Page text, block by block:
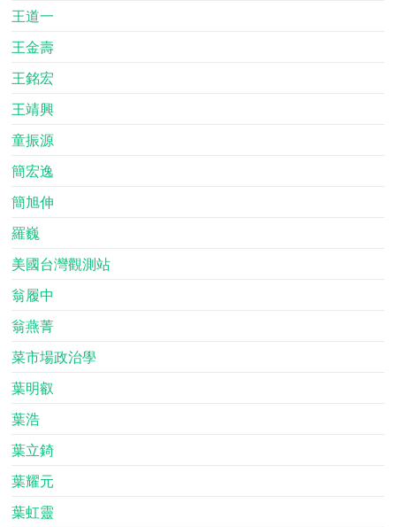
王道一
王金壽
王銘宏
王靖興
童振源
簡宏逸
簡旭伸
羅巍
美國台灣觀測站
翁履中
翁燕菁
菜市場政治學
葉明叡
葉浩
葉立錡
葉耀元
葉虹靈